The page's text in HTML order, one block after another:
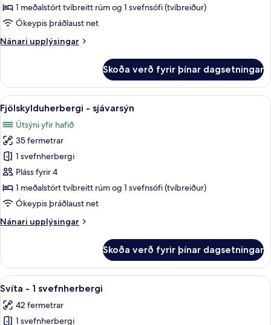
1 meðalstórt tvíbreitt rúm og 1 svefnsófi (tvíbreiður)
Ókeypis þráðlaust net
Nánari upplýsingar
Nánari
Skoða verð fyrir þínar dagsetningar
Skoða
allar
myndir
fyrir
Fjölskylduherbergi
-
sjávarsýn
Míníbar, myrkratjöld/-gardínur,
9
Fjölskylduherbergi - sjávarsýn
Útsýni yfir hafið
35 fermetrar
1 svefnherbergi
Pláss fyrir 4
1 meðalstórt tvíbreitt rúm og 1 svefnsófi (tvíbreiður)
Ókeypis þráðlaust net
Nánari upplýsingar
Nánari
-
sjávarsýn
Skoða verð fyrir þínar dagsetningar
Skoða
allar
myndir
Míníbar, myrkratjöld/-gardínur,
9
Svíta - 1 svefnherbergi
42 fermetrar
1 svefnherbergi